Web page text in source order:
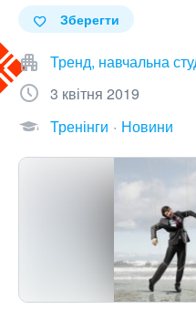
Зберегти
Тренд, навчальна
3 квітня 2019
Тренінги
Новини